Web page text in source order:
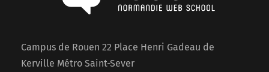
Campus de Rouen 22 Place Henri Gadeau de
Kerville Métro Saint-Sever